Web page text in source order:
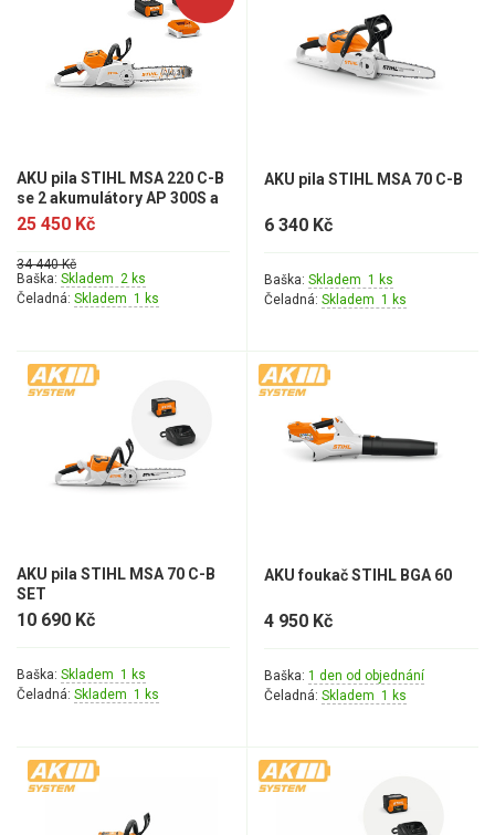
AKU pila STIHL MSA 220 C-B
se 2 akumulátory AP 300S a
nabíječkou AL 301
25 450 Kč
34 440 Kč
Baška: Skladem 2 ks
Čeladná: Skladem 1 ks
AKU pila STIHL MSA 70 C-B
6 340 Kč
Baška: Skladem 1 ks
Čeladná: Skladem 1 ks
AKU pila STIHL MSA 70 C-B
SET
10 690 Kč
Baška: Skladem 1 ks
Čeladná: Skladem 1 ks
AKU foukač STIHL BGA 60
4 950 Kč
Baška: 1 den od objednání
Čeladná: Skladem 1 ks